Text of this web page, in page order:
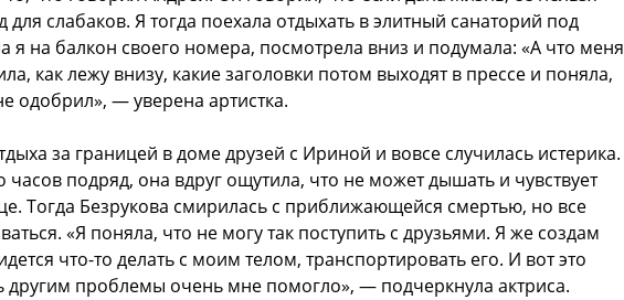
для слабаков. Я тогда поехала отдыхать в элитный санаторий под
я на балкон своего номера, посмотрела вниз и подумала: «А что меня
как лежу внизу, какие заголовки потом выходят в прессе и поняла,
одобрил», — уверена артистка.
за границей в доме друзей с Ириной и вовсе случилась истерика.
часов подряд, она вдруг ощутила, что не может дышать и чувствует
Тогда Безрукова смирилась с приближающейся смертью, но все
«Я поняла, что не могу так поступить с друзьями. Я же создам
что-то делать с моим телом, транспортировать его. И вот это
другим проблемы очень мне помогло», — подчеркнула актриса.